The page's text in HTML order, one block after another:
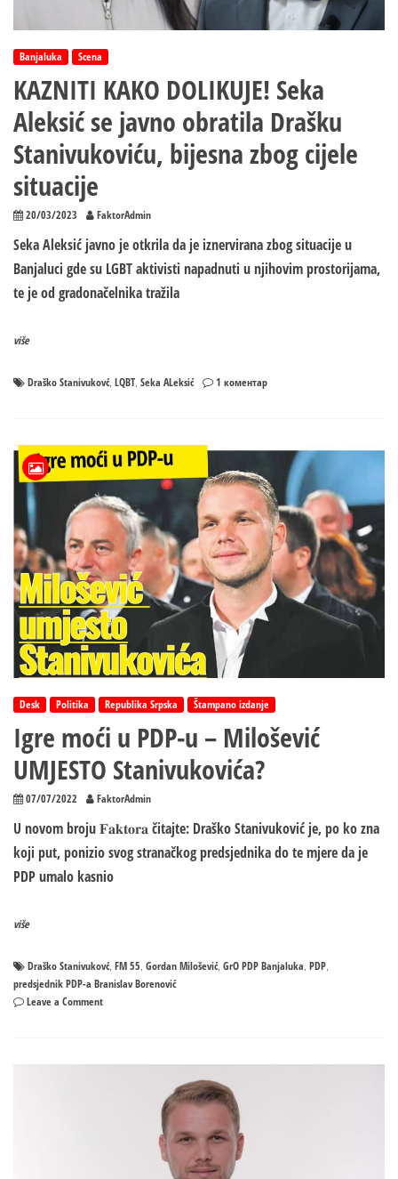
Banjaluka Scena
KAZNITI KAKO DOLIKUJE! Seka
Aleksić se javno obratila Drašku
Stanivukoviću, bijesna zbog cijele
situacije
20/03/2023 FaktorAdmin
Seka Aleksić javno je otkrila da je iznervirana zbog situacije u
Banjaluci gde su LGBT aktivisti napadnuti u njihovim prostorijama,
te je od gradonačelnika tražila
više
Draško Stanivukovć, LQBT, Seka ALeksić 1 коментарна
Seka
Aleksić
se
javno
obratila
Drašku
Stanivukoviću,
bijesna
zbog
cijele
Desk Politika Republika Srpska Štampano izdanje
Igre moći u PDP-u – Milošević
UMJESTO Stanivukovića?
07/07/2022 FaktorAdmin
U novom broju 𝐅𝐚𝐤𝐭𝐨𝐫𝐚 čitajte: Draško Stanivuković je, po ko zna
koji put, ponizio svog stranačkog predsjednika do te mjere da je
PDP umalo kasnio
više
Draško Stanivukovć, FM 55 Gordan Milošević, GrO PDP Banjaluka PDP
predsjednik PDP-a Branislav Borenović
Leave a Commenton
Stanivukovića?